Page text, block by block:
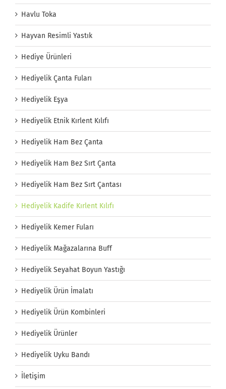
Havlu Toka
Hayvan Resimli Yastık
Hediye Ürünleri
Hediyelik Çanta Fuları
Hediyelik Eşya
Hediyelik Etnik Kırlent Kılıfı
Hediyelik Ham Bez Çanta
Hediyelik Ham Bez Sırt Çanta
Hediyelik Ham Bez Sırt Çantası
Hediyelik Kadife Kırlent Kılıfı
Hediyelik Kemer Fuları
Hediyelik Mağazalarına Buff
Hediyelik Seyahat Boyun Yastığı
Hediyelik Ürün İmalatı
Hediyelik Ürün Kombinleri
Hediyelik Ürünler
Hediyelik Uyku Bandı
İletişim